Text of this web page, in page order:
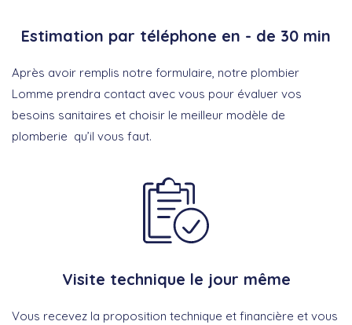
Estimation par téléphone en - de 30 min
Après avoir remplis notre formulaire, notre plombier
Lomme prendra contact avec vous pour évaluer vos
besoins sanitaires et choisir le meilleur modèle de
plomberie qu’il vous faut.
Visite technique le jour même
Vous recevez la proposition technique et financière et vous